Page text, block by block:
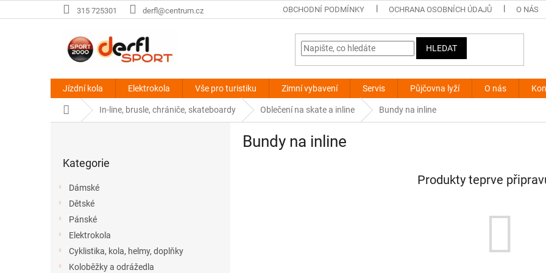
na
315 725301 derfl@centrum.cz OBCHODNÍ PODMÍNKY OCHRANA OSOBNÍCH ÚDAJŮ O NÁS
HLEDAT
Jízdní kola Elektrokola Vše pro turistiku Zimní vybavení Servis Půjčovna lyží O nás
Domů In-line, brusle, chrániče, skateboardy Oblečení na skate a inline Bundy na inline
kategorie
Kategorie
Dámské
Dětské
Pánské
Elektrokola
Cyklistika, kola, helmy, doplňky
Koloběžky a odrážedla
Bundy na inline
Produkty teprve